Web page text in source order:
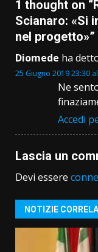
1 thought on “
Scianaro: «Si
nel progetto»”
Diomede ha
25 Giugno 2019 23:30
Ne
Accedi
Lascia un
Devi essere
NOTIZIE